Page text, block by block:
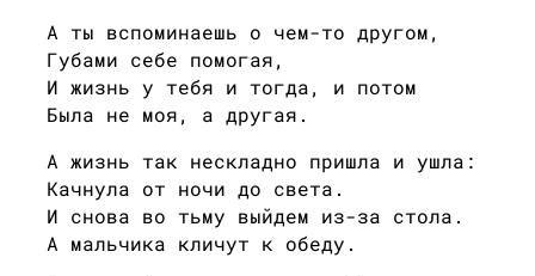
А ты вспоминаешь о чем-то другом,
Губами себе помогая,
И жизнь у тебя и тогда, и потом
Была не моя, а другая.
А жизнь так нескладно пришла и ушла:
Качнула от ночи до света.
И снова во тьму выйдем из-за стола.
А мальчика кличут к обеду.